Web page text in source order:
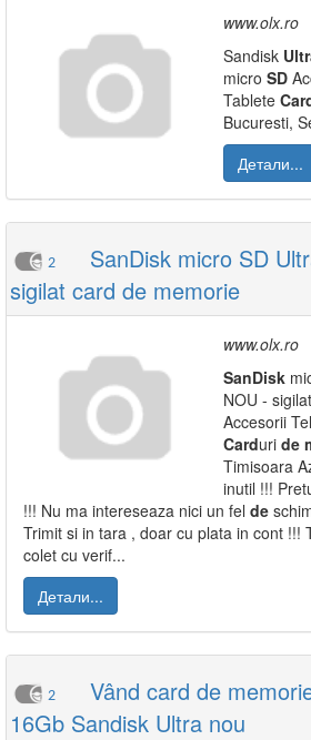
www.olx.ro
Sandisk
micro SD
Tablete
Bucuresti,
Детали...
2
SanDisk micro SD
sigilat card de memorie
www.olx.ro
SanDisk
NOU -
Accesorii
Carduri de
Timisoara
inutil !!!
!!! Nu ma intereseaza nici un fel de
Trimit si in tara , doar cu plata in cont !!!
colet cu verif...
Детали...
2
Vând card de
16Gb Sandisk Ultra nou